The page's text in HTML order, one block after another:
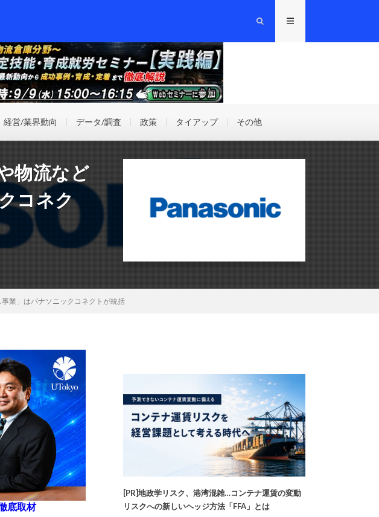
経営/業界動向 データ/調査 政策 タイアップ その他
物流など
コネク
業」はパナソニックコネクトが統括
底取材
[PR]地政学リスク、港湾混雑…コンテナ運賃の変動
リスクへの新しいヘッジ方法「FFA」とは